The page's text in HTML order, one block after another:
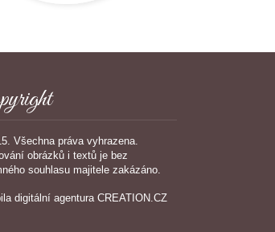
Všechna práva vyhrazena.
obrázků i textů je bez
souhlasu majitele zakázáno.
digitální agentura CREATION.CZ